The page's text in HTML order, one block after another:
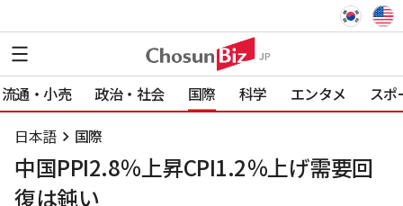
流通・小売 政治・社会 国際 科学 エンタメ スポ
日本語 国際
中国PPI2.8％上昇CPI1.2％上げ需要回
復は鈍い